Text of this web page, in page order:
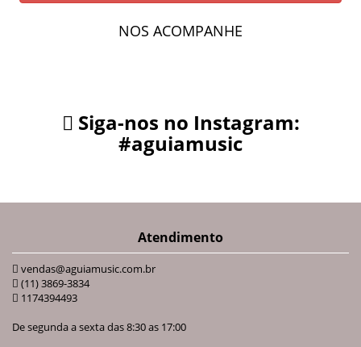
NOS ACOMPANHE
Siga-nos no Instagram:
#aguiamusic
Atendimento
vendas@aguiamusic.com.br
(11) 3869-3834
1174394493
De segunda a sexta das 8:30 as 17:00